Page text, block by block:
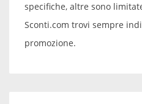
specifiche, altre sono
Sconti.com trovi sempre
promozione.